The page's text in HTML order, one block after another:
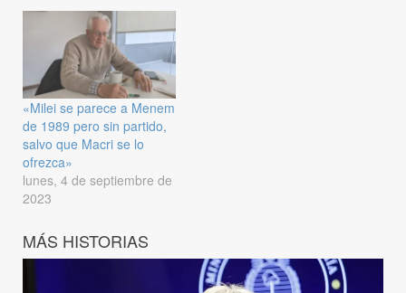
«Milei se parece a Menem
de 1989 pero sin partido,
salvo que Macri se lo
ofrezca»
lunes, 4 de septiembre de
2023
MÁS HISTORIAS